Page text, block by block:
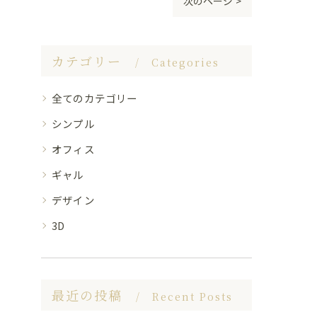
カテゴリー Categories
全てのカテゴリー
シンプル
オフィス
ギャル
デザイン
3D
最近の投稿 Recent Posts